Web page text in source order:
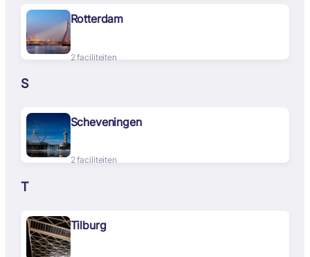
Rotterdam
2 faciliteiten
S
Scheveningen
2 faciliteiten
T
Tilburg